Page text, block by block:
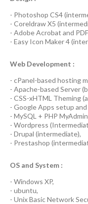
- Photoshop CS4(
- Coreldraw X5 (
- Adobe Acrobat and
- Easy Icon Maker 4(
Web Development :
- cPanel-based hosting
- Apache-based Server(
- CSS-xHTML Theming(
- Google Apps setup
- MySQL + PHP MyAdmin
- Wordpress (
- Drupal (intermediate),
- Prestashop (
OS and System :
- Windows XP,
- ubuntu,
- Unix Basic Network